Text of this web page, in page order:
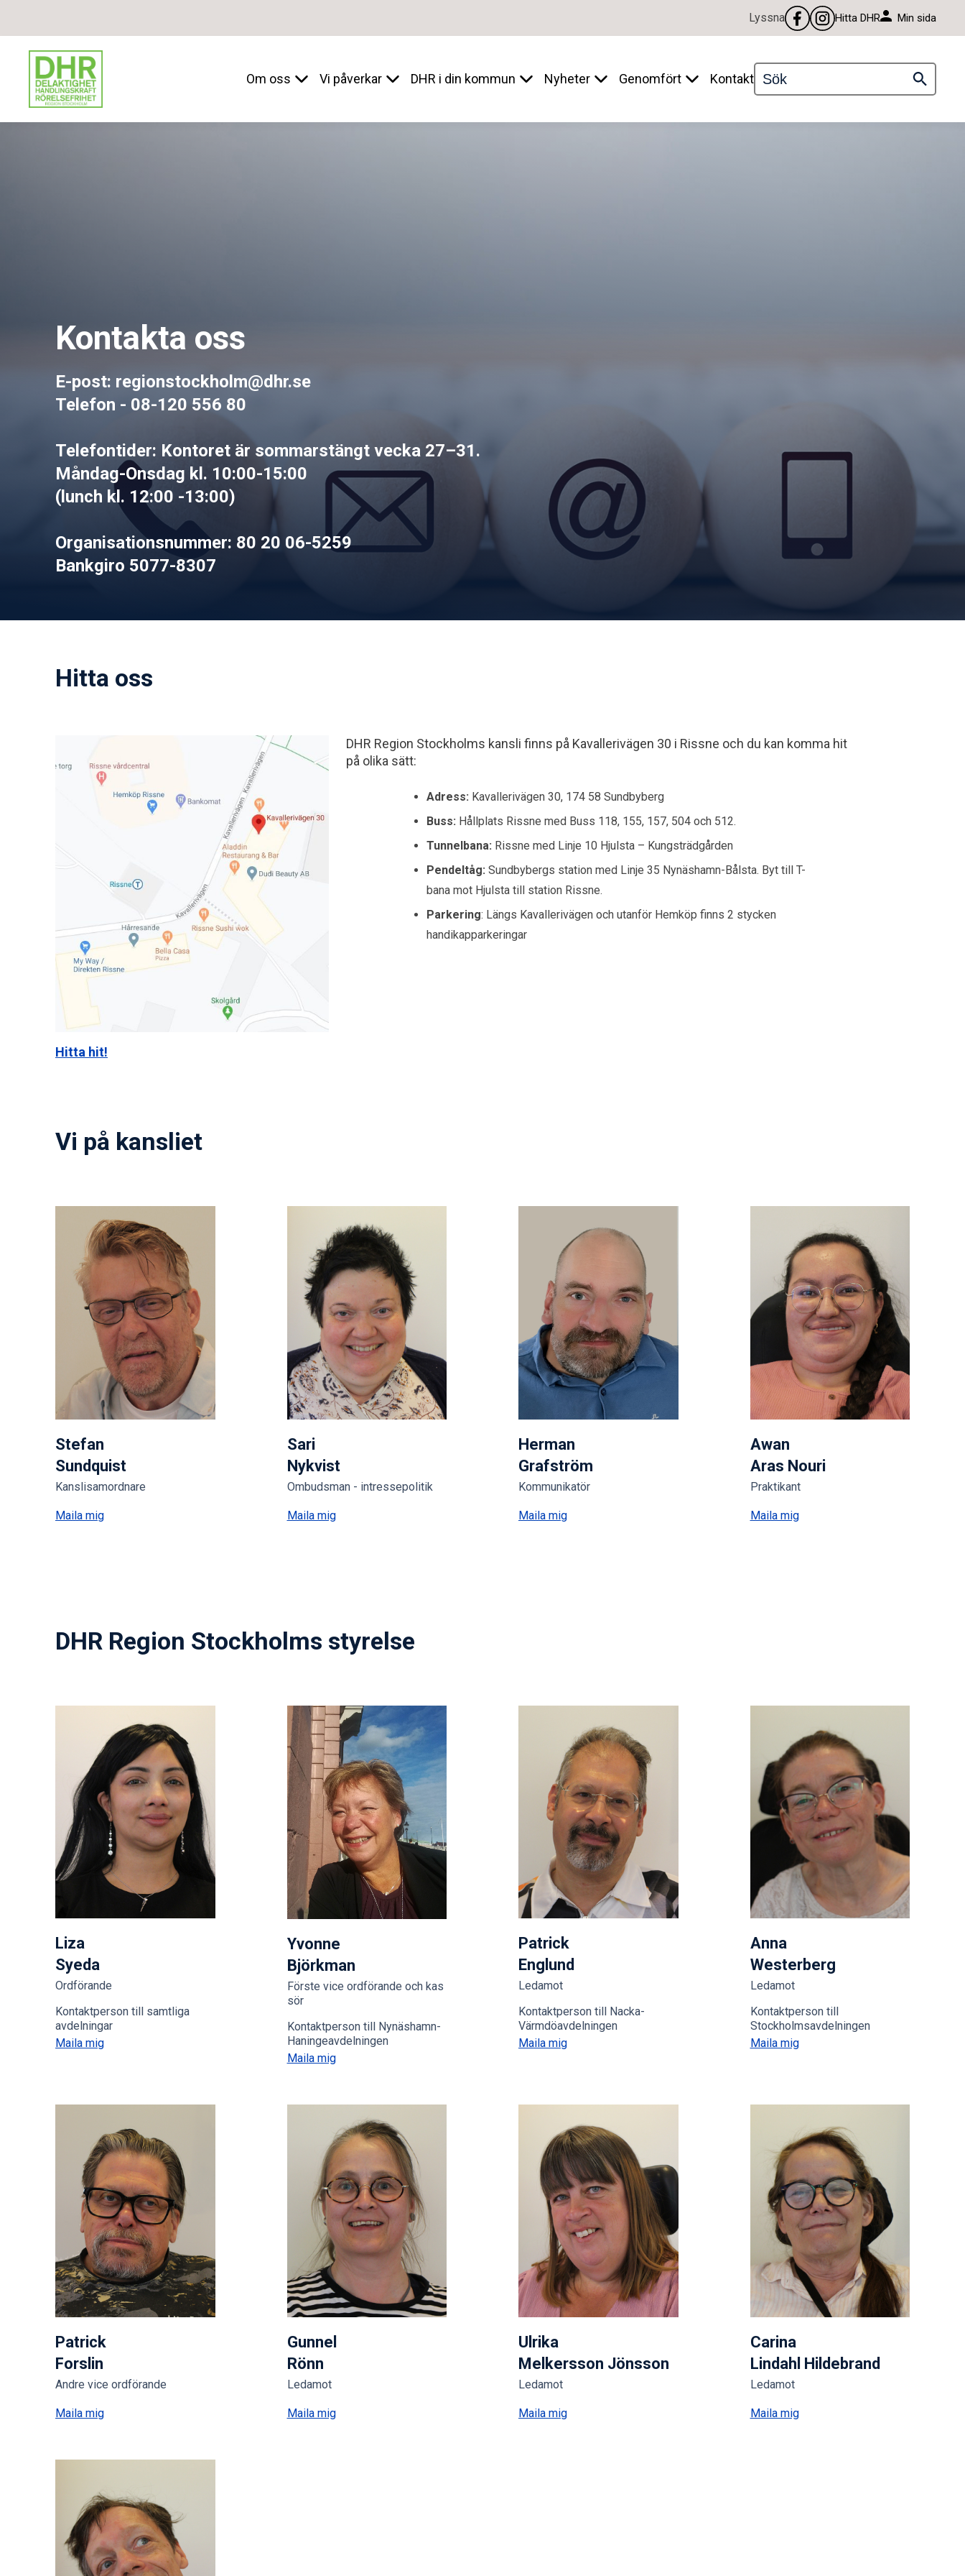
Lyssna Hitta DHR Min sida
Om oss Vi påverkar DHR i din kommun Nyheter Genomfört Kontakt
Kontakta oss
E-post: regionstockholm@dhr.se
Telefon - 08-120 556 80
Telefontider: Kontoret är sommarstängt vecka 27–31.
Måndag-Onsdag kl. 10:00-15:00
(lunch kl. 12:00 -13:00)
Organisationsnummer: 80 20 06-5259
Bankgiro 5077-8307
Hitta oss
Hitta hit!
DHR Region Stockholms kansli finns på Kavallerivägen 30 i Rissne och du kan komma hit
på olika sätt:
Adress: Kavallerivägen 30, 174 58 Sundbyberg
Buss: Hållplats Rissne med Buss 118, 155, 157, 504 och 512.
Tunnelbana: Rissne med Linje 10 Hjulsta – Kungsträdgården
Pendeltåg: Sundbybergs station med Linje 35 Nynäshamn-Bålsta. Byt till T-
bana mot Hjulsta till station Rissne.
Parkering: Längs Kavallerivägen och utanför Hemköp finns 2 stycken
handikapparkeringar
Vi på kansliet
Stefan
Sundquist
Kanslisamordnare
Maila mig
Sari
Nykvist
Ombudsman - intressepolitik
Maila mig
Herman
Grafström
Kommunikatör
Maila mig
Awan
Aras Nouri
Praktikant
Maila mig
DHR Region Stockholms styrelse
Liza
Syeda
Ordförande
Kontaktperson till samtliga
avdelningar
Maila mig
Yvonne
Björkman
Förste vice ordförande och kas
sör
Kontaktperson till Nynäshamn-
Haningeavdelningen
Maila mig
Patrick
Englund
Ledamot
Kontaktperson till Nacka-
Värmdöavdelningen
Maila mig
Anna
Westerberg
Ledamot
Kontaktperson till
Stockholmsavdelningen
Maila mig
Patrick
Forslin
Andre vice ordförande
Maila mig
Gunnel
Rönn
Ledamot
Maila mig
Ulrika
Melkersson Jönsson
Ledamot
Maila mig
Carina
Lindahl Hildebrand
Ledamot
Maila mig